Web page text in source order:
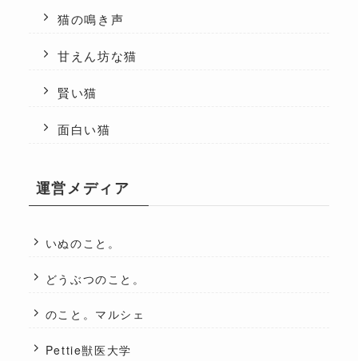
猫の鳴き声
甘えん坊な猫
賢い猫
面白い猫
運営メディア
いぬのこと。
どうぶつのこと。
のこと。マルシェ
Pettie獣医大学